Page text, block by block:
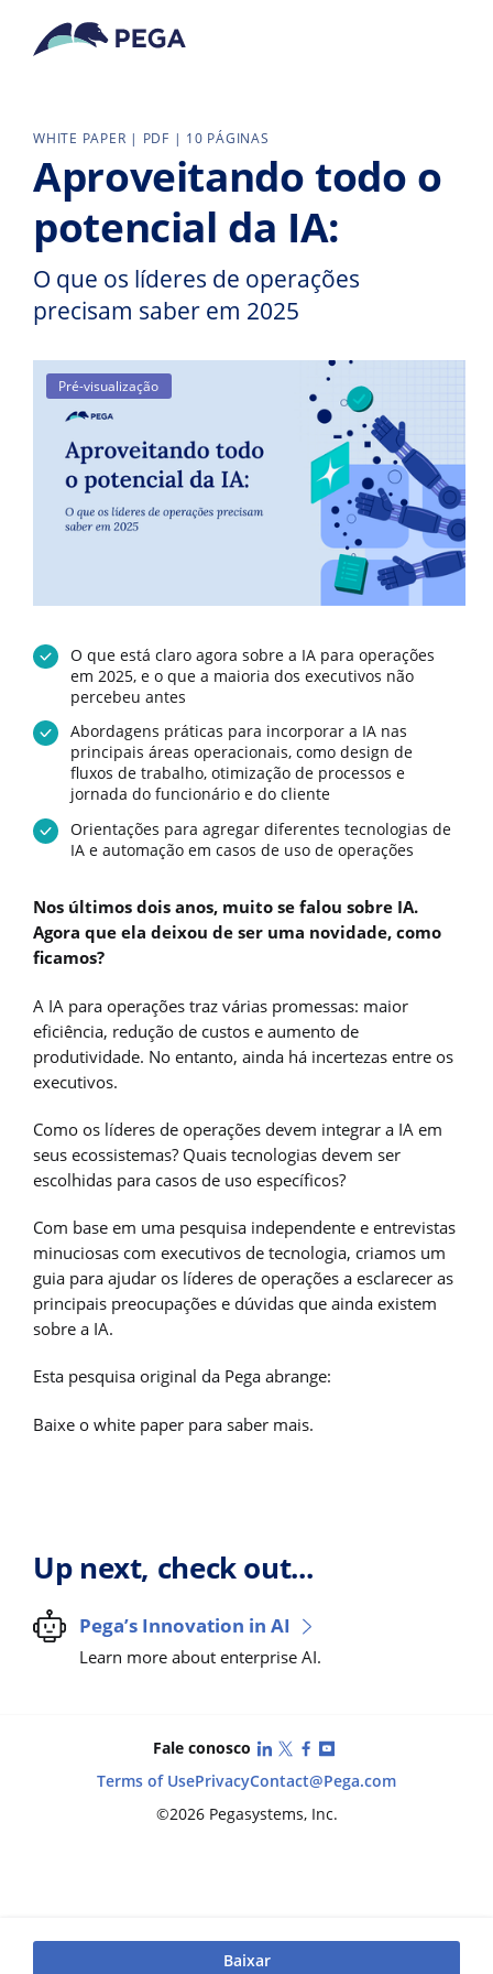
WHITE PAPER | PDF | 10 PÁGINAS
Aproveitando todo o
potencial da IA:
O que os líderes de operações
precisam saber em 2025
Pré-visualização
O que está claro agora sobre a IA para operações
em 2025, e o que a maioria dos executivos não
percebeu antes
Abordagens práticas para incorporar a IA nas
principais áreas operacionais, como design de
fluxos de trabalho, otimização de processos e
jornada do funcionário e do cliente
Orientações para agregar diferentes tecnologias de
IA e automação em casos de uso de operações
Nos últimos dois anos, muito se falou sobre IA.
Agora que ela deixou de ser uma novidade, como
ficamos?
A IA para operações traz várias promessas: maior
eficiência, redução de custos e aumento de
produtividade. No entanto, ainda há incertezas entre os
executivos.
Como os líderes de operações devem integrar a IA em
seus ecossistemas? Quais tecnologias devem ser
escolhidas para casos de uso específicos?
Com base em uma pesquisa independente e entrevistas
minuciosas com executivos de tecnologia, criamos um
guia para ajudar os líderes de operações a esclarecer as
principais preocupações e dúvidas que ainda existem
sobre a IA.
Esta pesquisa original da Pega abrange:
Baixe o white paper para saber mais.
Baixar
Up next, check out...
Pega’s Innovation in AI
Learn more about enterprise AI.
Fale conosco LinkedIn
X (Twitter)
Facebook
Terms of UsePrivacyContact@Pega.com
©2026 Pegasystems, Inc.